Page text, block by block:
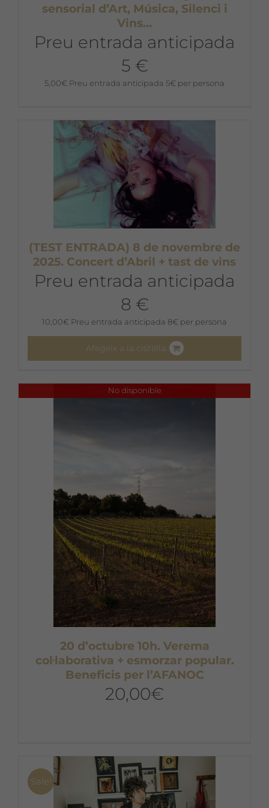
sensorial d’Art, Música, Silenci i
Vins…
Preu entrada anticipada
5 €
5,00€ Preu entrada anticipada 5€ per persona
(TEST ENTRADA) 8 de novembre de
2025. Concert d’Abril + tast de vins
Preu entrada anticipada
8 €
10,00€ Preu entrada anticipada 8€ per persona
Afegeix a la cistella
No disponible
20 d’octubre 10h. Verema
col·laborativa + esmorzar popular.
Beneficis per l’AFANOC
20,00€
Sale!